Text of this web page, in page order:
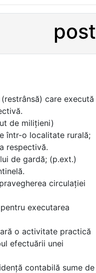
post
care execută
de milițieni)
într-o localitate rurală;
respectivă.
de gardă; (p.ext.)
circulației
executarea
o activitate practică
efectuării unei
contabilă sume de